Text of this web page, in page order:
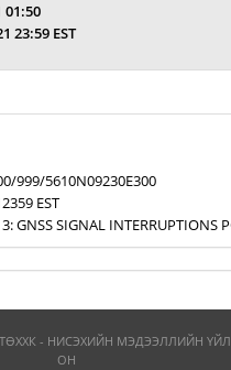
01:50
23:59 EST
999/5610N09230E300
EST
GNSS SIGNAL INTERRUPTIONS
- НИСЭХИЙН МЭДЭЭЛЛИЙН
ОН